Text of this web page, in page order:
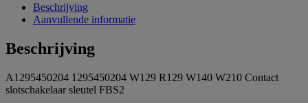
Beschrijving
Aanvullende informatie
Beschrijving
A1295450204 1295450204 W129 R129 W140 W210 Contact
slotschakelaar sleutel FBS2